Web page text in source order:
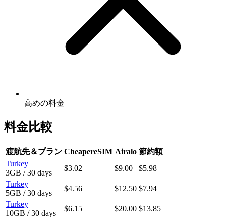
高めの料金
料金比較
渡航先＆プラン CheapereSIM Airalo 節約額
Turkey
3GB / 30 days
$3.02 $9.00
$5.98
Turkey
5GB / 30 days
$4.56 $12.50 $7.94
Turkey
10GB / 30 days
$6.15 $20.00 $13.85